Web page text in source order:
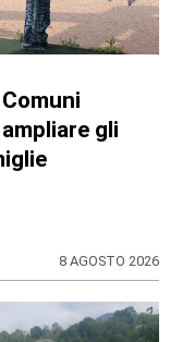
gli
8 AGOSTO 2026